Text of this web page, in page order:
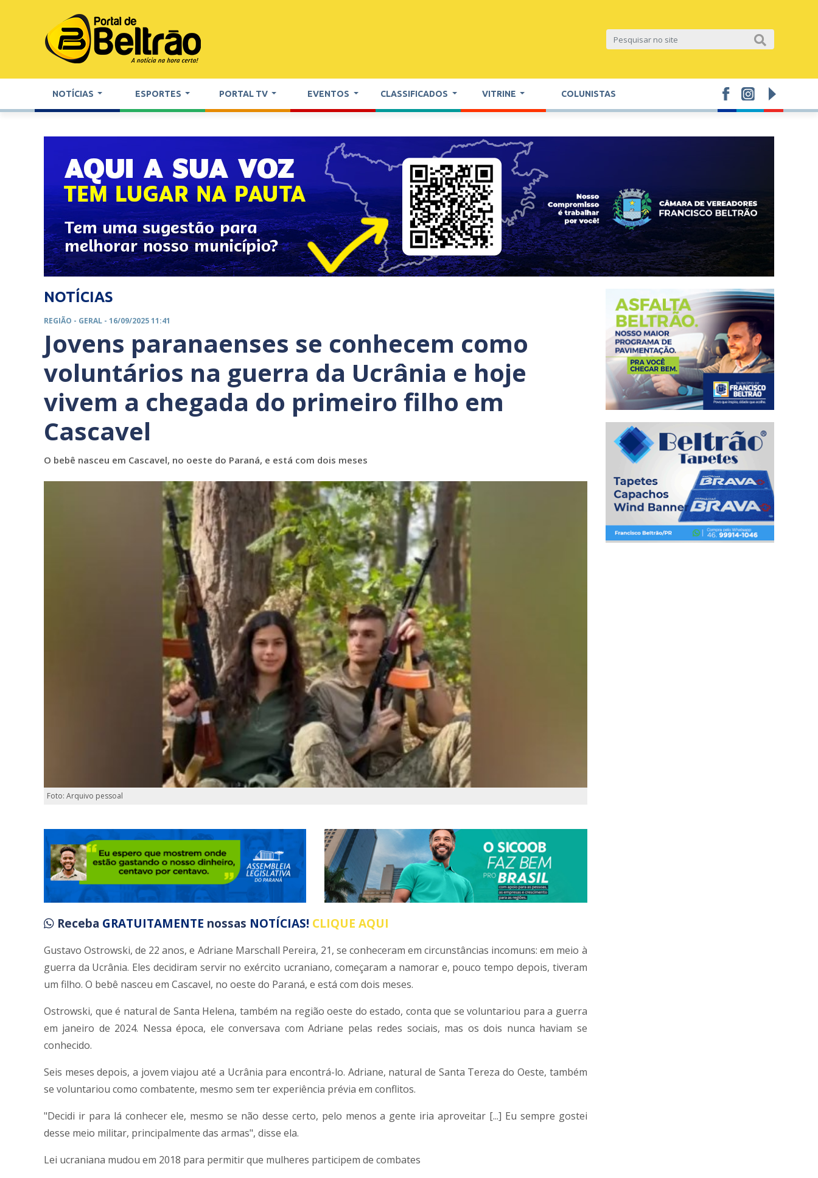
NOTÍCIAS ESPORTES PORTAL TV EVENTOS CLASSIFICADOS VITRINE COLUNISTAS
NOTÍCIAS
REGIÃO - GERAL - 16/09/2025 11:41
Jovens paranaenses se conhecem como
voluntários na guerra da Ucrânia e hoje
vivem a chegada do primeiro filho em
Cascavel
O bebê nasceu em Cascavel, no oeste do Paraná, e está com dois meses
Foto: Arquivo pessoal
Receba GRATUITAMENTE nossas NOTÍCIAS! CLIQUE AQUI
Gustavo Ostrowski, de 22 anos, e Adriane Marschall Pereira, 21, se conheceram em circunstâncias incomuns: em meio à
guerra da Ucrânia. Eles decidiram servir no exército ucraniano, começaram a namorar e, pouco tempo depois, tiveram
um filho. O bebê nasceu em Cascavel, no oeste do Paraná, e está com dois meses.
Ostrowski, que é natural de Santa Helena, também na região oeste do estado, conta que se voluntariou para a guerra
em janeiro de 2024. Nessa época, ele conversava com Adriane pelas redes sociais, mas os dois nunca haviam se
conhecido.
Seis meses depois, a jovem viajou até a Ucrânia para encontrá-lo. Adriane, natural de Santa Tereza do Oeste, também
se voluntariou como combatente, mesmo sem ter experiência prévia em conflitos.
"Decidi ir para lá conhecer ele, mesmo se não desse certo, pelo menos a gente iria aproveitar [...] Eu sempre gostei
desse meio militar, principalmente das armas", disse ela.
Lei ucraniana mudou em 2018 para permitir que mulheres participem de combates